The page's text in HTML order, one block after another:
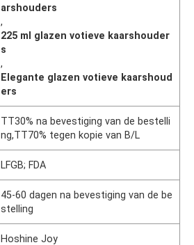
arshouders
,
225 ml glazen votieve kaarshouder
s
,
Elegante glazen votieve kaarshoud
ers
TT30% na bevestiging van de bestelli
ng,TT70% tegen kopie van B/L
LFGB; FDA
45-60 dagen na bevestiging van de be
stelling
Hoshine Joy